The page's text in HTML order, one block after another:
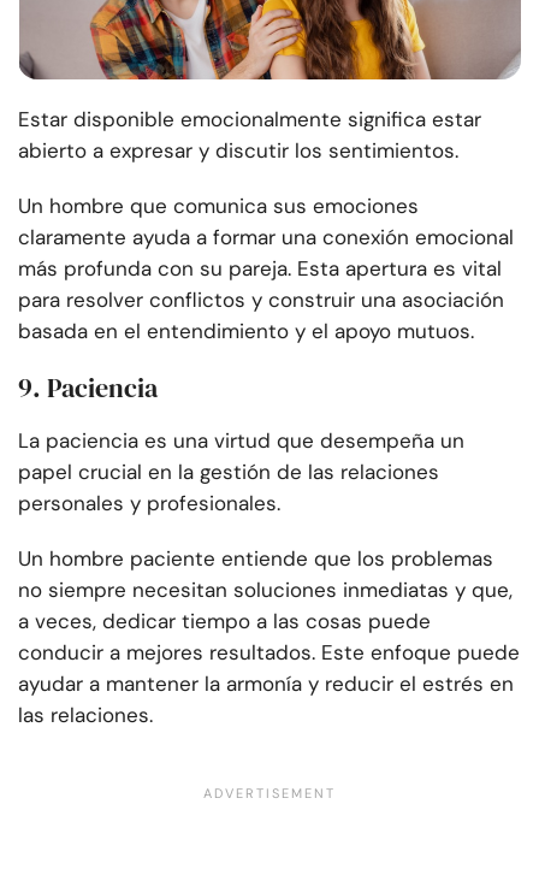
Estar disponible emocionalmente significa estar
abierto a expresar y discutir los sentimientos.
Un hombre que comunica sus emociones
claramente ayuda a formar una conexión emocional
más profunda con su pareja. Esta apertura es vital
para resolver conflictos y construir una asociación
basada en el entendimiento y el apoyo mutuos.
9. Paciencia
La paciencia es una virtud que desempeña un
papel crucial en la gestión de las relaciones
personales y profesionales.
Un hombre paciente entiende que los problemas
no siempre necesitan soluciones inmediatas y que,
a veces, dedicar tiempo a las cosas puede
conducir a mejores resultados. Este enfoque puede
ayudar a mantener la armonía y reducir el estrés en
las relaciones.